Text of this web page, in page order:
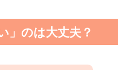
」のは大丈夫？